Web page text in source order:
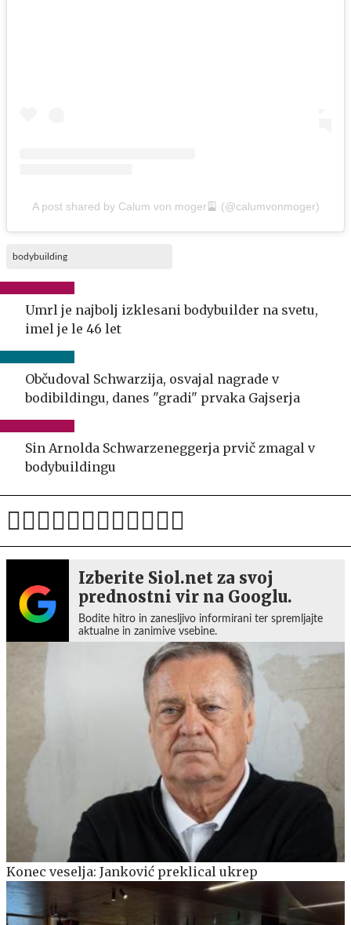
A post shared by Calum von moger🎴 (@calumvonmoger)
bodybuilding
Umrl je najbolj izklesani bodybuilder na svetu,
imel je le 46 let
Občudoval Schwarzija, osvajal nagrade v
bodibildingu, danes "gradi" prvaka Gajserja
Sin Arnolda Schwarzeneggerja prvič zmagal v
bodybuildingu
Izberite Siol.net za svoj
prednostni vir na Googlu.
Bodite hitro in zanesljivo informirani ter spremljajte
aktualne in zanimive vsebine.
Konec veselja: Janković preklical ukrep